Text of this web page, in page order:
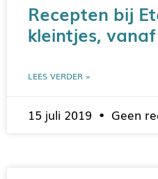
Recepten bij
kleintjes,
LEES VERDER »
15 juli 2019 Geen